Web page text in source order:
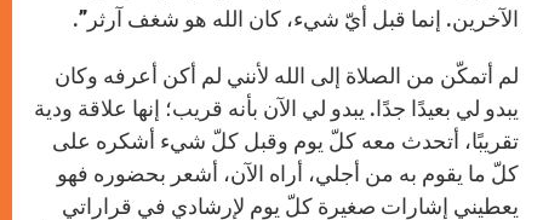
الآخرين. إنما قبل أيّ شيء، كان الله هو شغف آرثر”.
لم أتمكّن من الصلاة إلى الله لأنني لم أكن أعرفه وكان
يبدو لي بعيدًا جدًا. يبدو لي الآن بأنه قريب؛ إنها علاقة ودية
تقريبًا، أتحدث معه كلّ يوم وقبل كلّ شيء أشكره على
كلّ ما يقوم به من أجلي، أراه الآن، أشعر بحضوره فهو
يعطيني إشارات صغيرة كلّ يوم لإرشادي في قراراتي